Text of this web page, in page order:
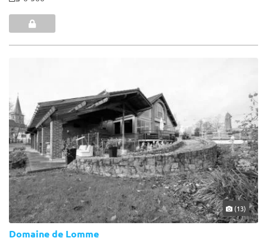
(13)
Domaine de Lomme